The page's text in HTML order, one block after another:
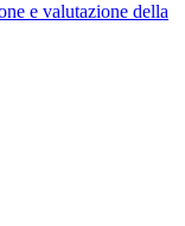
e valutazione della